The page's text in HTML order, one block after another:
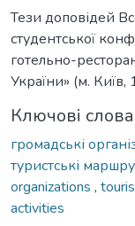
Тези доповідей
студентської
готельно-
України» (м.
Ключові слова
громадські
туристські
organizations ,
activities